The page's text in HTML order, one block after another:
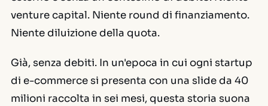
venture capital. Niente round di finanziamento.
Niente diluizione della quota.
Già,senza debiti. In un'epoca in cui ogni startup
di e-commerce si presenta con una slide da 40
milioni raccolta in sei mesi, questa storia suona